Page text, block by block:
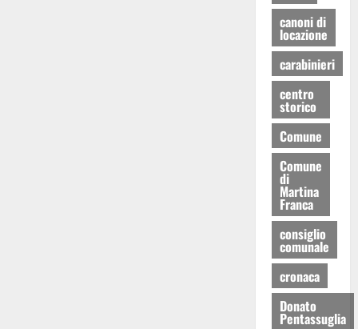
canoni di
locazione
carabinieri
centro
storico
Comune
Comune
di
Martina
Franca
consiglio
comunale
cronaca
Donato
Pentassuglia